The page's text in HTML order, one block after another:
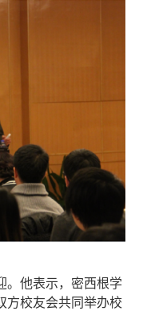
。他表示，密西根学
方校友会共同举办校